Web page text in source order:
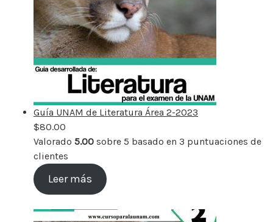
Guía UNAM de Literatura Área 2-2023
$80.00
Valorado 5.00 sobre 5 basado en 3 puntuaciones de
clientes
Leer más